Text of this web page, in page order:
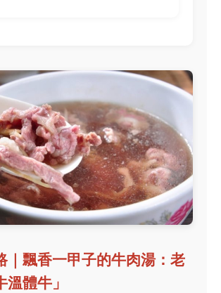
｜飄香一甲子的牛肉湯：老
體牛」